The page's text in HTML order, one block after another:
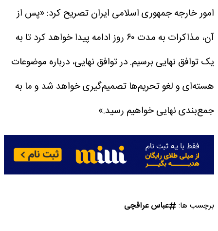
امور خارجه جمهوری اسلامی ایران تصریح کرد: «پس از
آن، مذاکرات به مدت ۶۰ روز ادامه پیدا خواهد کرد تا به
یک توافق نهایی برسیم. در توافق نهایی، درباره موضوعات
هسته‌ای و لغو تحریم‌ها تصمیم‌گیری خواهد شد و ما به
جمع‌بندی نهایی خواهیم رسید.»
برچسب ها: عباس عراقچی